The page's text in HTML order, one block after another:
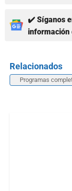
✔️ Síganos
información
Relacionados
Programas